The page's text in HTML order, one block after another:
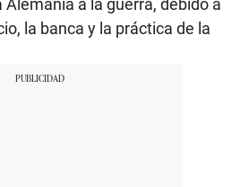
a la guerra, debido a
la banca y la práctica de la